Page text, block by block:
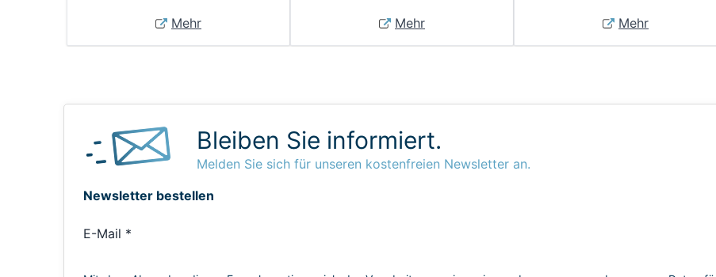
Mehr Mehr Mehr
Bleiben Sie informiert.
Melden Sie sich für unseren kostenfreien Newsletter an.